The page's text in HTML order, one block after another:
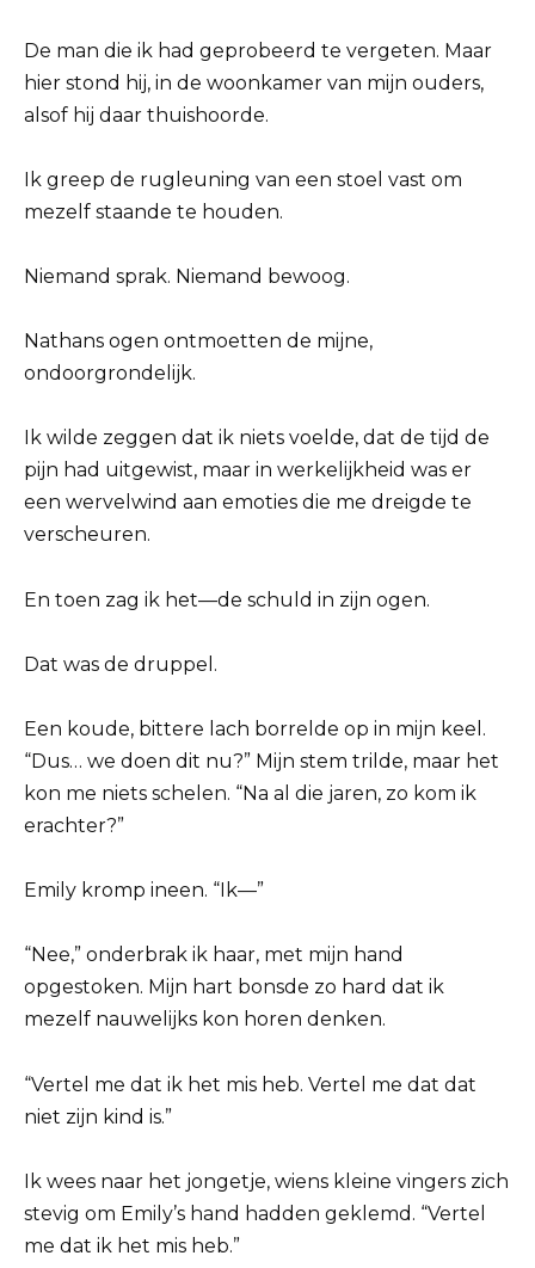
De man die ik had geprobeerd te vergeten. Maar
hier stond hij, in de woonkamer van mijn ouders,
alsof hij daar thuishoorde.
Ik greep de rugleuning van een stoel vast om
mezelf staande te houden.
Niemand sprak. Niemand bewoog.
Nathans ogen ontmoetten de mijne,
ondoorgrondelijk.
Ik wilde zeggen dat ik niets voelde, dat de tijd de
pijn had uitgewist, maar in werkelijkheid was er
een wervelwind aan emoties die me dreigde te
verscheuren.
En toen zag ik het—de schuld in zijn ogen.
Dat was de druppel.
Een koude, bittere lach borrelde op in mijn keel.
“Dus… we doen dit nu?” Mijn stem trilde, maar het
kon me niets schelen. “Na al die jaren, zo kom ik
erachter?”
Emily kromp ineen. “Ik—”
“Nee,” onderbrak ik haar, met mijn hand
opgestoken. Mijn hart bonsde zo hard dat ik
mezelf nauwelijks kon horen denken.
“Vertel me dat ik het mis heb. Vertel me dat dat
niet zijn kind is.”
Ik wees naar het jongetje, wiens kleine vingers zich
stevig om Emily’s hand hadden geklemd. “Vertel
me dat ik het mis heb.”